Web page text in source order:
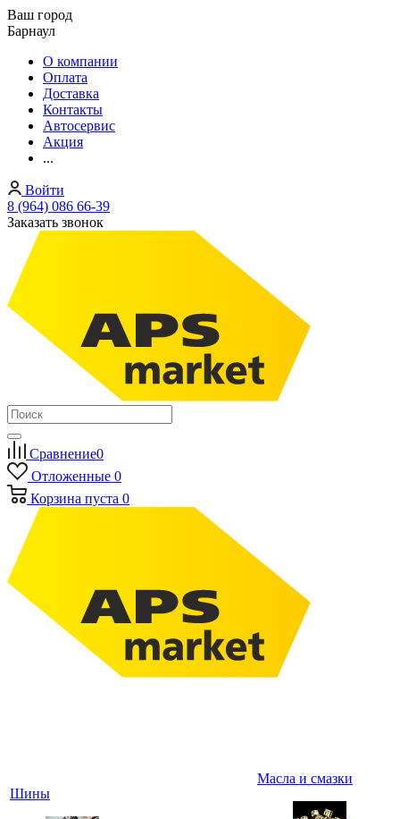
Ваш город
Барнаул
О компании
Оплата
Доставка
Контакты
Автосервис
Акция
...
Войти
8 (964) 086 66-39
Заказать звонок
Сравнение0
Отложенные 0
Корзина пуста 0
Шины
Масла и смазки